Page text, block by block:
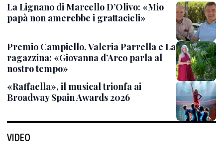
La Lignano di Marcello D’Olivo: «Mio
papà non amerebbe i grattacieli»
Premio Campiello, Valeria Parrella e La
ragazzina: «Giovanna d’Arco parla al
nostro tempo»
«Raffaella», il musical trionfa ai
Broadway Spain Awards 2026
VIDEO